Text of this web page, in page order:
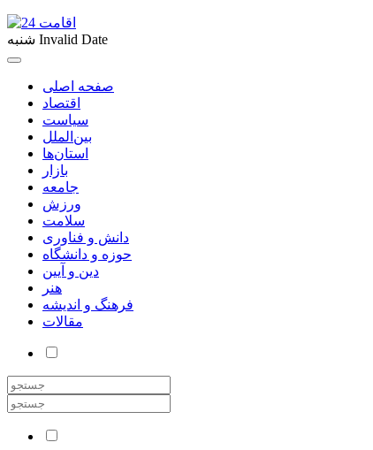
شنبه Invalid Date
صفحه اصلی
اقتصاد
سیاست
بین‌الملل
استان‌ها
بازار
جامعه
ورزش
سلامت
دانش و فناوری
حوزه و دانشگاه
دین و آیین
هنر
فرهنگ و اندیشه
مقالات